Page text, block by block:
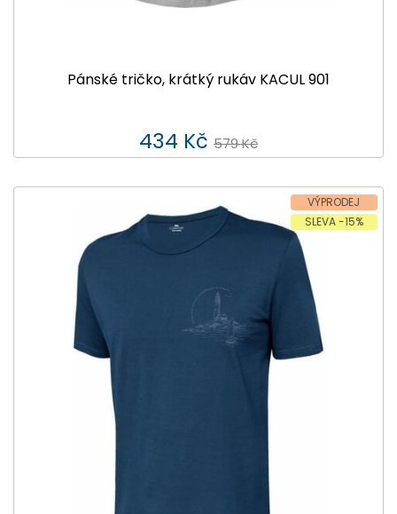
Pánské tričko, krátký rukáv KACUL 901
434 Kč 579 Kč
VÝPRODEJ
SLEVA -15%